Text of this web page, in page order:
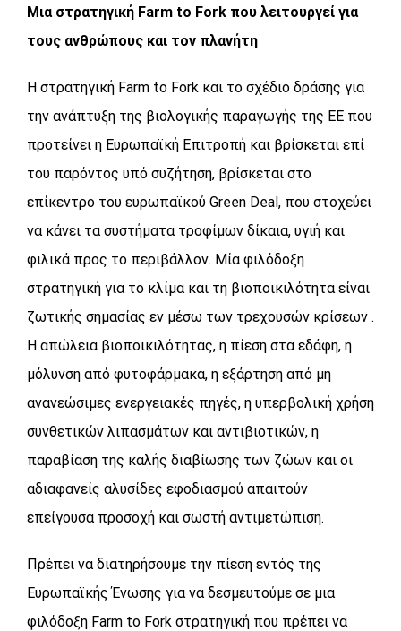
Μια στρατηγική Farm to Fork που λειτουργεί για
τους ανθρώπους και τον πλανήτη
Η στρατηγική Farm to Fork και το σχέδιο δράσης για
την ανάπτυξη της βιολογικής παραγωγής της ΕΕ που
προτείνει η Ευρωπαϊκή Επιτροπή και βρίσκεται επί
του παρόντος υπό συζήτηση, βρίσκεται στο
επίκεντρο του ευρωπαϊκού Green Deal, που στοχεύει
να κάνει τα συστήματα τροφίμων δίκαια, υγιή και
φιλικά προς το περιβάλλον. Μία φιλόδοξη
στρατηγική για το κλίμα και τη βιοποικιλότητα είναι
ζωτικής σημασίας εν μέσω των τρεχουσών κρίσεων .
Η απώλεια βιοποικιλότητας, η πίεση στα εδάφη, η
μόλυνση από φυτοφάρμακα, η εξάρτηση από μη
ανανεώσιμες ενεργειακές πηγές, η υπερβολική χρήση
συνθετικών λιπασμάτων και αντιβιοτικών, η
παραβίαση της καλής διαβίωσης των ζώων και οι
αδιαφανείς αλυσίδες εφοδιασμού απαιτούν
επείγουσα προσοχή και σωστή αντιμετώπιση.
Πρέπει να διατηρήσουμε την πίεση εντός της
Ευρωπαϊκής Ένωσης για να δεσμευτούμε σε μια
φιλόδοξη Farm to Fork στρατηγική που πρέπει να